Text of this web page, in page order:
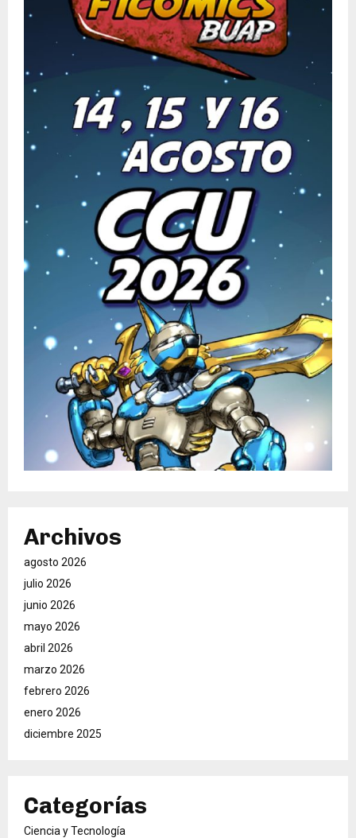
Archivos
agosto 2026
julio 2026
junio 2026
mayo 2026
abril 2026
marzo 2026
febrero 2026
enero 2026
diciembre 2025
Categorías
Ciencia y Tecnología